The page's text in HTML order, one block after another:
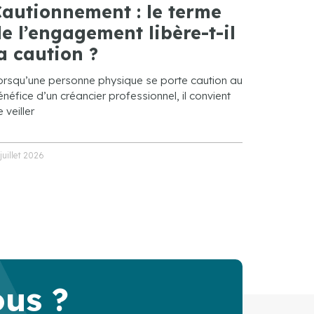
: le terme
l’engagement libère-t-il
caution ?
personne physique se porte caution au
d’un créancier professionnel, il convient
veiller
juillet 2026
?